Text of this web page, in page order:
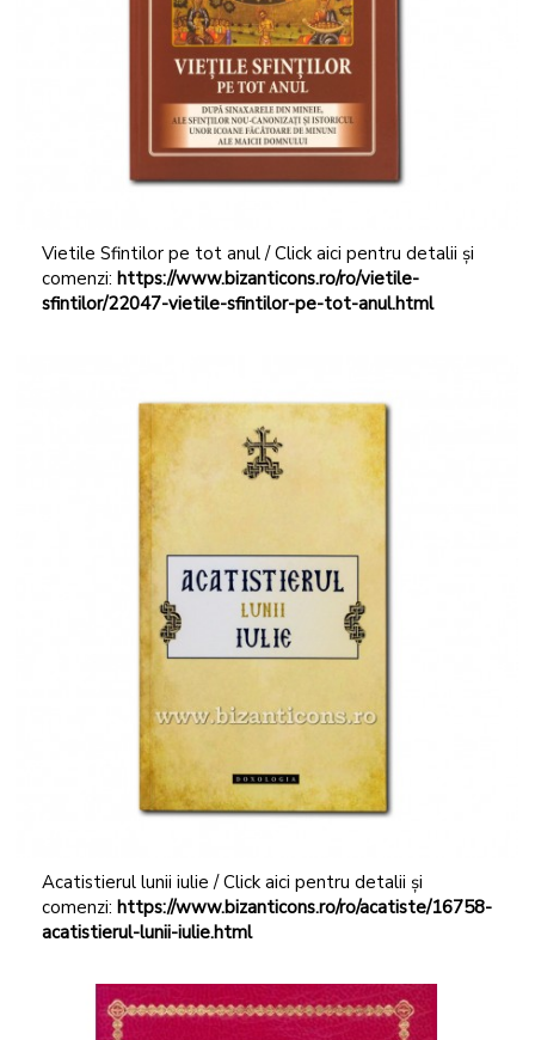
Vietile Sfintilor pe tot anul / Click aici pentru detalii și
comenzi: https://www.bizanticons.ro/ro/vietile-
sfintilor/22047-vietile-sfintilor-pe-tot-anul.html
Acatistierul lunii iulie / Click aici pentru detalii și
comenzi: https://www.bizanticons.ro/ro/acatiste/16758-
acatistierul-lunii-iulie.html